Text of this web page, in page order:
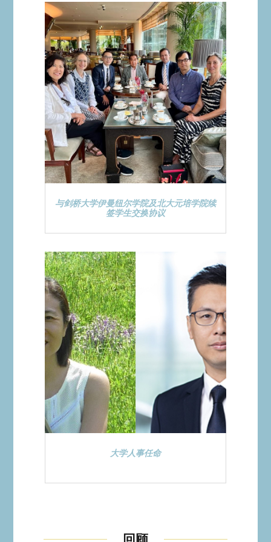
与剑桥大学伊曼纽尔学院及北大元培学院续
签学生交换协议
大学人事任命
回顾